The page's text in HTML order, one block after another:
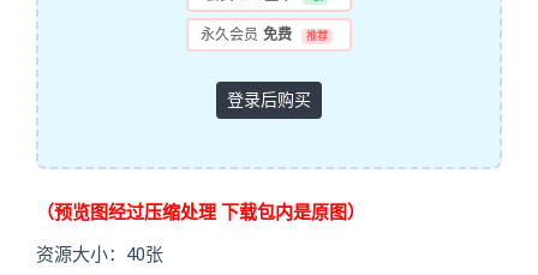
永久会员 免费 推荐
登录后购买
（预览图经过压缩处理 下载包内是原图）
资源大小：40张